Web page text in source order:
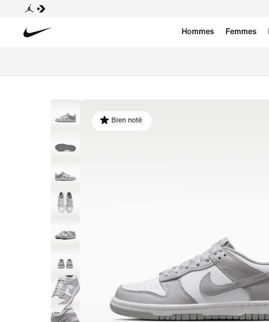
Hommes Femmes
Bien noté